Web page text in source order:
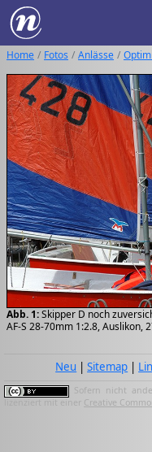
Home Fotos Anlässe
Abb. 1:Skipper D noch
AF-S 28-70mm 1:2.8, Auslikon,
Neu |Sitemap |
Sofern nicht
lizenziert mit einer Creative